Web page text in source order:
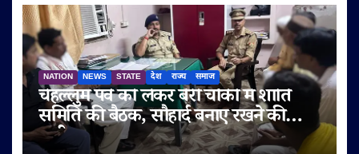
NATION NEWS STATE देश राज्य समाज
चेहल्लुम पर्व को लेकर बेरी चौकी में शांति
समिति की बैठक, सौहार्द बनाए रखने की
अपील